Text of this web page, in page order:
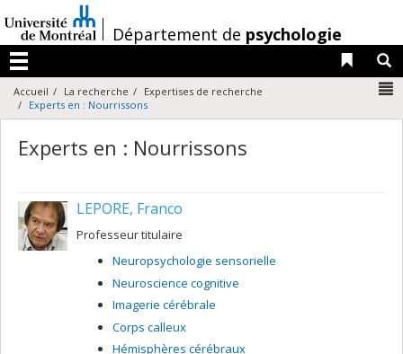
au
contenu
/Département de psychologie
Menu
Liens
Accueil La recherche
Expertises de recherche
Experts en : Nourrissons
Experts en : Nourrissons
LEPORE, Franco
Professeur titulaire
Neuropsychologie sensorielle
Neuroscience cognitive
Imagerie cérébrale
Corps calleux
Hémisphères cérébraux